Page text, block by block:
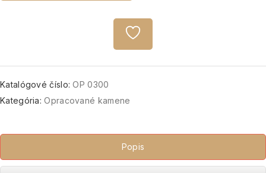
Katalógové číslo:OP 0300
Kategória:Opracované kamene
Popis